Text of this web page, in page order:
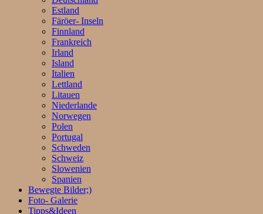
Estland
Färöer- Inseln
Finnland
Frankreich
Irland
Island
Italien
Lettland
Litauen
Niederlande
Norwegen
Polen
Portugal
Schweden
Schweiz
Slowenien
Spanien
Bewegte Bilder;)
Foto- Galerie
Tipps&Ideen